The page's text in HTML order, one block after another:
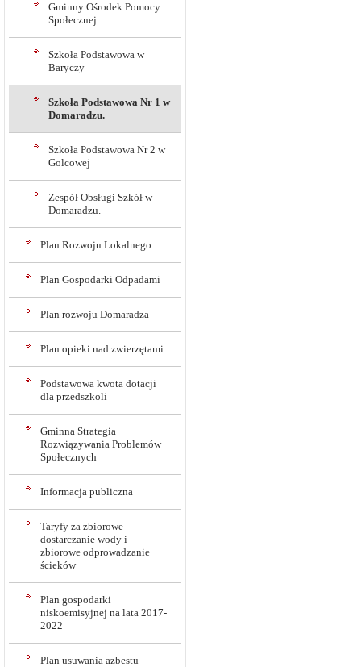
Gminny Ośrodek Pomocy
Społecznej
Szkoła Podstawowa w
Baryczy
Szkoła Podstawowa Nr 1 w
Domaradzu.
Szkoła Podstawowa Nr 2 w
Golcowej
Zespół Obsługi Szkół w
Domaradzu.
Plan Rozwoju Lokalnego
Plan Gospodarki Odpadami
Plan rozwoju Domaradza
Plan opieki nad zwierzętami
Podstawowa kwota dotacji
dla przedszkoli
Gminna Strategia
Rozwiązywania Problemów
Społecznych
Informacja publiczna
Taryfy za zbiorowe
dostarczanie wody i
zbiorowe odprowadzanie
ścieków
Plan gospodarki
niskoemisyjnej na lata 2017-
2022
Plan usuwania azbestu